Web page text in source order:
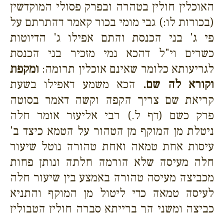
האוכלין חולין בטהרה ובפרק פסולי המוקדשין
(בכורות לו:) גבי מומי בכור קאמר דהתרתם על
פי ג' בני הכנסת והתם אפילו ג' הדיוטות
כשרים וי"ל דהכא נמי מזכיר בני הכנסת
לגריעותא כלומר שאינם אוכלין תרומה: ומקפת
וקורא לה שם. הכא משמע דאפילו בשעת
קריאת שם צריך הקפה וקשה דאמר בסוטה
פרק כשם (דף ל.) רבי אליעזר אומר חלה
ניטלת מן המוקף מן הטהור על הטמא כיצד ב'
עיסות אחת טמאה ואחת טהורה נוטל שיעור
חלה מעיסה שלא הורמה חלתה ונותן פחות
מכביצה מעיסה טהורה באמצע בין שיעור חלה
לעיסה טמאה כדי ליטול מן המוקף והתניא
כביצה ומשני הך ברייתא סברה חולין הטבולין